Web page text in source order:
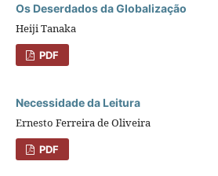
Os Deserdados da Globalização
Heiji Tanaka
PDF
Necessidade da Leitura
Ernesto Ferreira de Oliveira
PDF